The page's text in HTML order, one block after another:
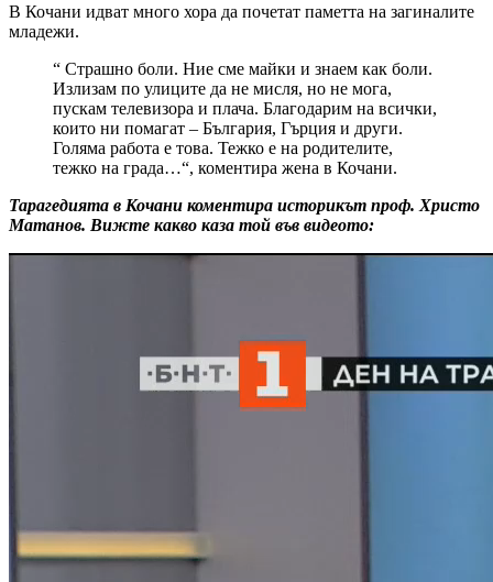
В Кочани идват много хора да почетат паметта на загиналите
младежи.
“ Страшно боли. Ние сме майки и знаем как боли.
Излизам по улиците да не мисля, но не мога,
пускам телевизора и плача. Благодарим на всички,
които ни помагат – България, Гърция и други.
Голяма работа е това. Тежко е на родителите,
тежко на града…“, коментира жена в Кочани.
Тарагедията в Кочани коментира историкът проф. Христо
Матанов. Вижте какво каза той във видеото: